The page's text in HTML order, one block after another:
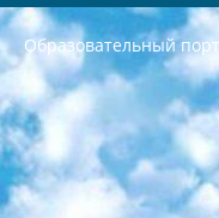
Образовательный
РЕСПУБЛИКА УЗБЕКИСТАН МИНИСТРЕРСТВО ДОШКОЛЬНОГО И ШКОЛЬНОГО ОБРАЗОВАНИЯ КОМАНДА в общеобразовательных учреждениях в 2023-2024 учебном году организация и проведение итоговой государственной аттестации обучающихся о Министра дошкольного и школьного образования Республики Узбекистан от 4 марта 2008 года (постановлением Минюста от 20 марта 2008 года № 1778 государственной регистрации) «Итоговое состояние учащихся общего среднего образования на основании положения об утверждении положения об аттестации общего среднего образования выпускной экзамен студентов в образовательных учреждениях в 2023-2024 учебном году В целях организации и прохождения аттестации приказываю: 1. Следующее: перечень предметов, по которым будет проводиться итоговая государственная аттестация и экзамен формы перевода согласно приложению 1; сертификаты международного образца, оценивающие уровень владения иностранными языками перечень согласно приложению 2; 2. Педагогический при специализированных образовательных учреждениях. научно-практический центр квалификации и международной оценки (Д.Давидова) 2024 г. До 25 марта: задания по предметам, по которым будет проводиться итоговая аттестация разработка и утверждение технических условий; итоговая аттестация на основании разработанного предметного задания разработка вопросов по предметам (устно и письменно), экзамен передача; общеобразовательные средние школы и специальные учебные заведения учащиеся выпускных классов школ и интернатов в агентской системе подготовка базы данных экзаменационных материалов и критериев оценки; перевод базы экзаменационных материалов на все языки обучения подать в Республиканский образовательный центр для изготовления; варианты экзаменов на основе разработанных контрольных материалов пусть будут поставлены задачи формирования. 3. Республиканский образовательный центр (Ш.Худайкулов) до 5 апреля 2024 года. до: база данных предоставленных экзаменационных материалов на все языки обучения перевод и экспертиза; для слепых, слабовидящих, глухих, слабослышащих и умственно отсталых детей учащиеся выпускных классов специализированных школ и школ-интернатов база данных экзаменационных материалов на всех преподаваемых языках подготовка критериев оценки; специализированные школы для умственно отсталых детей и технологии для учащихся выпускных классов школ-интернатов разработка соответствующих рекомендаций и критериев проведения ЕГЭ по естествознанию давать задания. 4. Педагогический при специализированных образовательных учреждениях. Научно-практический центр навыков и международной оценки (Д.Давидова), Республика образовательный центр (Худайкулов Ш.) итоговый государственный аттестационный экзамен ориентирован на творческое и логическое мышление при подготовке базы материалов учитывать введение заданий. 5. Следует отметить, что: сертификат государственного образца о знании общеобразовательного предмета и как минимум национальный уровень B1 по предметам на иностранных языках, указанным в Приложении 2. или международно признанный сертификат эквивалентного уровня студенты, изучающие определенный предмет, освобождаются от экзамена; по соответствующим предметам запланирована итоговая государственная аттестация за день до дня, путем жеребьевки Рабочей группой (в письменной форме по предметам, проводимым в форме) из числа сформированных вариантов выбрано 2 варианта; 2 выбранных варианта экзамена анонсированы на официальном сайте министерства и все выпускники по всей стране на основе этих вариантов проводит итоговую государственную аттестацию. 6. Государственное образование учащихся средних общеобразовательных учреждений. знания в соответствии с квалификационными требованиями, которые необходимо приобрести на основании стандартов итоговый (выпускной) контроль для 9 и 11 классов в целях тестирования Экзамены (далее – экзамены) состоят из предметов, перечисленных в приложении 1. будет сделано. 7. Экзамены пройдут с 26 мая по 15 июня 2024 г. (кроме науки физического воспитания). 8. Физическая для учащихся 9 классов общесредних образовательных учреждений. Экзамены по предмету «Образование, квалификация медицина» 1-6 мая 2024 года. сотрудники перевести под присмотр (с отклонениями в физическом или умственном развитии) специализированная школа для детей, школы-интернаты и со сколиозом школы-интернаты санаторного типа для больных детей исключены). 9. Он был слепым, слабовидящим и имел нарушения опорно-двигательного аппарата. экзамены в специализированных школах и интернатах для детей должны проводиться исходя из требований, предъявляемых к общеобразовательным учреждениям (физкультура кроме науки). 10.